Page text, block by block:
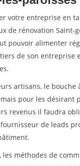
votre entreprise en
de rénovation Saint-
pouvoir alimenter
de son entreprise
artisans, le bouche
pour les désirant
revenus il faudra
de leads
méthodes de